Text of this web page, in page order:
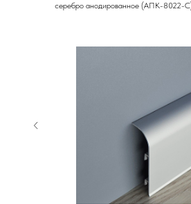
серебро анодированное (АПК-8022-